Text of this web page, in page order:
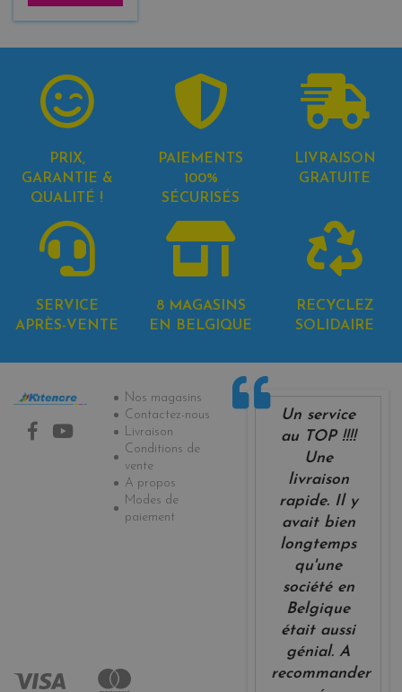
PRIX,
GARANTIE &
QUALITÉ !
PAIEMENTS
100%
SÉCURISÉS
LIVRAISON
GRATUITE
SERVICE
APRÈS-VENTE
8 MAGASINS
EN BELGIQUE
RECYCLEZ
SOLIDAIRE
Informations
Nos magasins
Contactez-nous
Livraison
Conditions de
vente
A propos
Modes de
paiement
Un service
au TOP !!!!
Une
livraison
rapide. Il y
avait bien
longtemps
qu'une
société en
Belgique
était aussi
génial. A
recommander